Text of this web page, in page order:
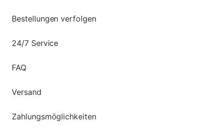
Bestellungen verfolgen
24/7 Service
FAQ
Versand
Zahlungsmöglichkeiten